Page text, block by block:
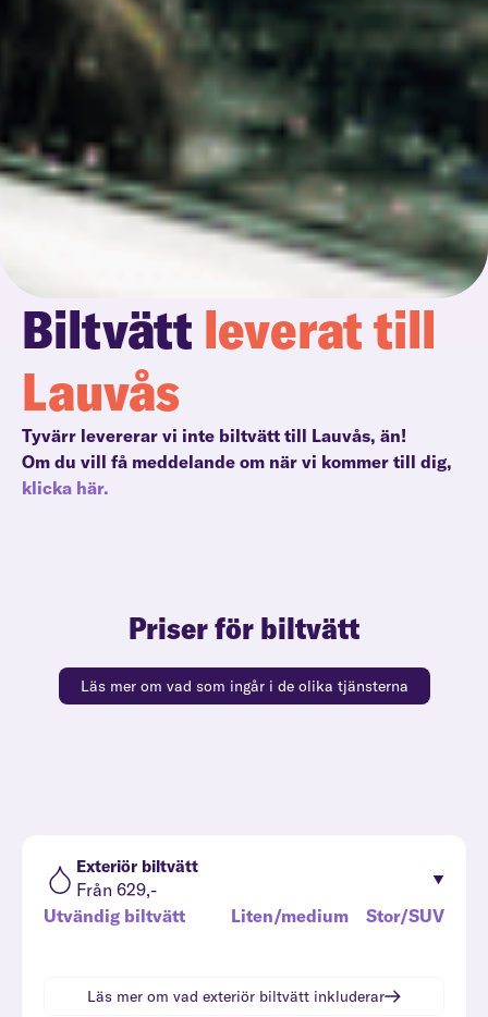
Biltvätt leverat till
Lauvås
Tyvärr levererar vi inte biltvätt till Lauvås, än!
Om du vill få meddelande om när vi kommer till dig,
klicka här.
Priser för biltvätt
Läs mer om vad som ingår i de olika tjänsterna
Exteriör biltvätt
Från 629,-
Utvändig biltvätt
Liten/medium Stor/SUV
Läs mer om vad exteriör biltvätt inkluderar